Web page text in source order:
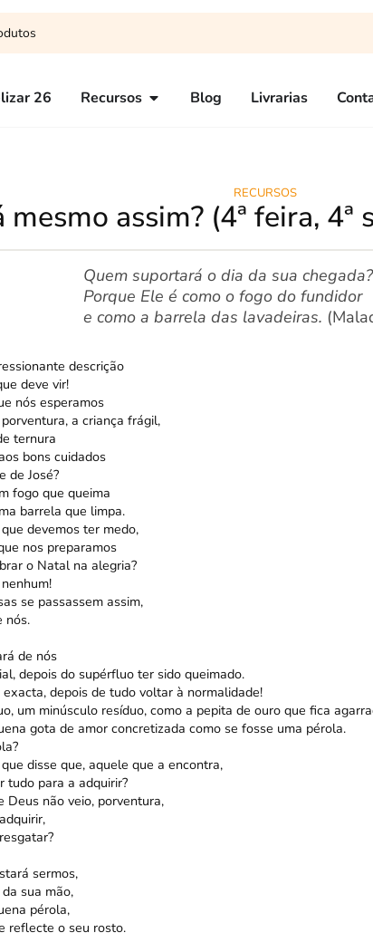
26 Recursos Blog Livrarias
RECURSOS
mesmo assim? (4ª feira, 4ª
Quem suportará o dia da sua chegada?
Porque Ele é como o fogo do fundidor
e como a barrela das lavadeiras.
descrição
deve vir!
nós esperamos
a criança frágil,
ternura
bons cuidados
de José?
fogo que queima
barrela que limpa.
devemos ter medo,
nos preparamos
o Natal na alegria?
se passassem assim,
nós.
de nós
depois do supérfluo ter sido queimado.
depois de tudo voltar à normalidade!
um minúsculo resíduo, como a pepita de ouro que fica
gota de amor concretizada como se fosse uma pérola.
disse que, aquele que a encontra,
tudo para a adquirir?
Deus não veio, porventura,
sermos,
sua mão,
pérola,
reflecte o seu rosto.